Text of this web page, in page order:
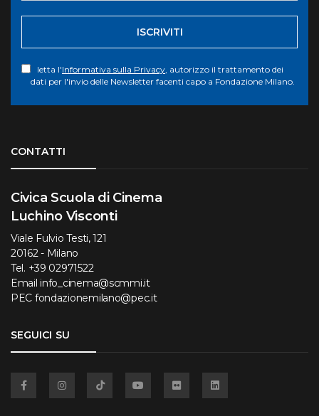
ISCRIVITI
letta l'Informativa sulla Privacy , autorizzo il trattamento dei
dati per l'invio delle Newsletter facenti capo a Fondazione Milano.
CONTATTI
Civica Scuola di Cinema
Luchino Visconti
Viale Fulvio Testi, 121
20162 - Milano
Tel. +39 02971522
Email info_cinema@scmmi.it
PEC fondazionemilano@pec.it
SEGUICI SU